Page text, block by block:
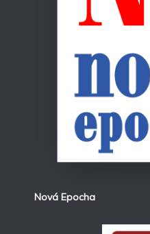
Nová Epocha